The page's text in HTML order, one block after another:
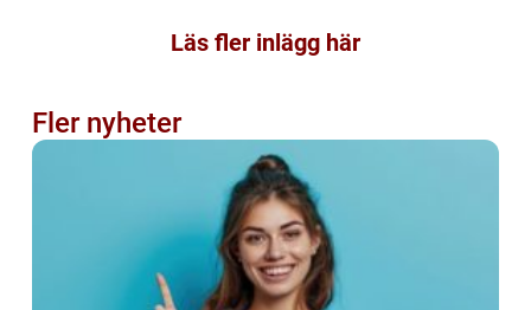
Läs fler inlägg här
Fler nyheter